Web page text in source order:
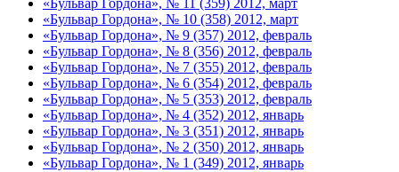
«Бульвар Гордона», № 10 (358) 2012, март
«Бульвар Гордона», № 9 (357) 2012, февраль
«Бульвар Гордона», № 8 (356) 2012, февраль
«Бульвар Гордона», № 7 (355) 2012, февраль
«Бульвар Гордона», № 6 (354) 2012, февраль
«Бульвар Гордона», № 5 (353) 2012, февраль
«Бульвар Гордона», № 4 (352) 2012, январь
«Бульвар Гордона», № 3 (351) 2012, январь
«Бульвар Гордона», № 2 (350) 2012, январь
«Бульвар Гордона», № 1 (349) 2012, январь